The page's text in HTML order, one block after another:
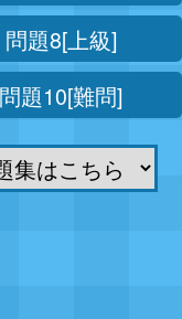
問題8[上級]
問題10[難問]